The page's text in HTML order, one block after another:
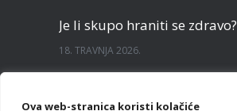
Ova web-stranica koristi kolačiće
Je li skupo hraniti se zdravo?
18. TRAVNJA 2026.